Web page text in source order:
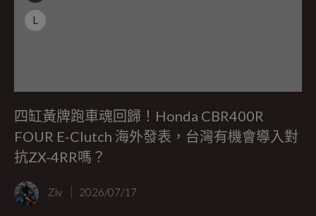
L
四缸黃牌跑車魂回歸！Honda CBR400R
FOUR E-Clutch 海外發表，台灣有機會導入對
抗ZX-4RR嗎？
Ziv 2026/07/17